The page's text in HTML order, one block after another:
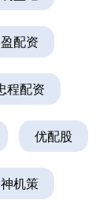
配资
程配资
优配股
神机策